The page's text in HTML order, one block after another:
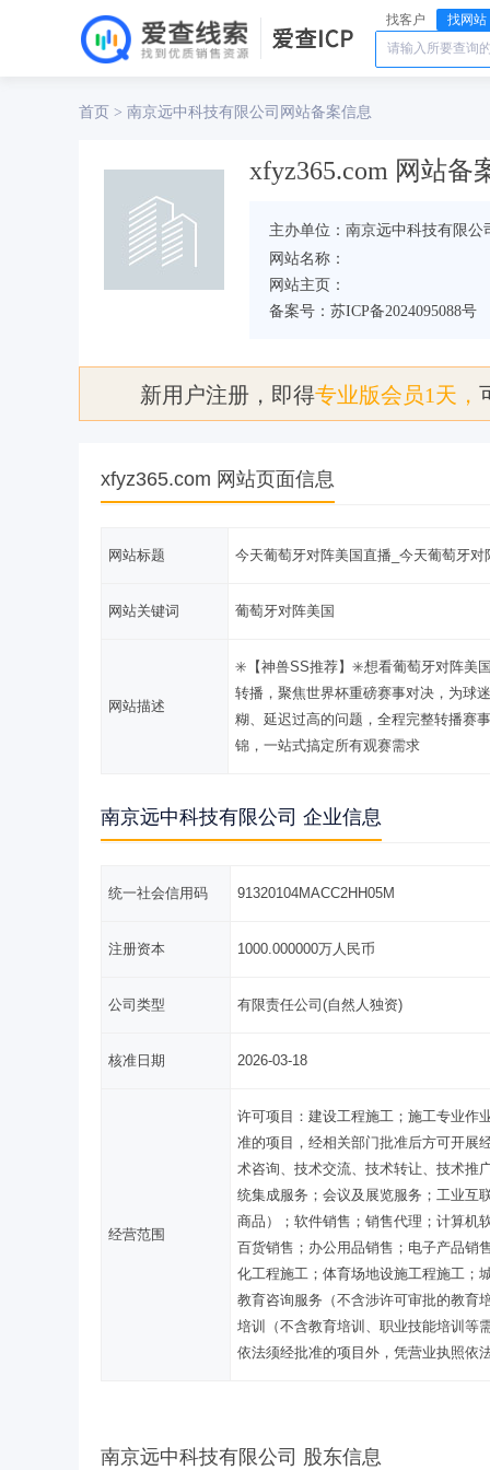
找客户 找网站
首页 > 南京远中科技有限公司 网站备案信息
xfyz365.com 网站备
主办单位：南京远中科技有限公
网站名称：
网站主页：
备案号：苏ICP备2024095088号
新用户注册，即得专业版会员1天，
xfyz365.com 网站页面信息
网站标题 今天葡萄牙对阵美国直播_今天葡萄牙
网站关键词 葡萄牙对阵美国
网站描述
✳️【神兽SS推荐】✳️想看葡萄牙对阵美
转播，聚焦世界杯重磅赛事对决，为球
糊、延迟过高的问题，全程完整转播赛
锦，一站式搞定所有观赛需求
南京远中科技有限公司 企业信息
统一社会信用码 91320104MACC2HH05M
注册资本 1000.000000万人民币
公司类型 有限责任公司(自然人独资)
核准日期 2026-03-18
经营范围
许可项目：建设工程施工；施工专业作
准的项目，经相关部门批准后方可开展
术咨询、技术交流、技术转让、技术推
统集成服务；会议及展览服务；工业互
商品）；软件销售；销售代理；计算机
百货销售；办公用品销售；电子产品销
化工程施工；体育场地设施工程施工；
教育咨询服务（不含涉许可审批的教育
培训（不含教育培训、职业技能培训等
依法须经批准的项目外，凭营业执照依
南京远中科技有限公司 股东信息